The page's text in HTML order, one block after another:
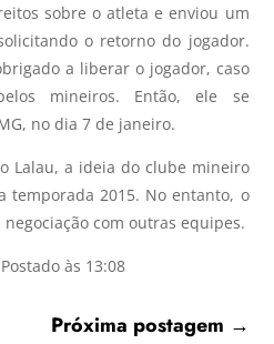
sobre o atleta e enviou um
o retorno do jogador.
a liberar o jogador, caso
mineiros. Então, ele se
no dia 7 de janeiro.
Lalau, a ideia do clube mineiro
temporada 2015. No entanto, o
com outras equipes.
às 13:08
Próxima postagem →